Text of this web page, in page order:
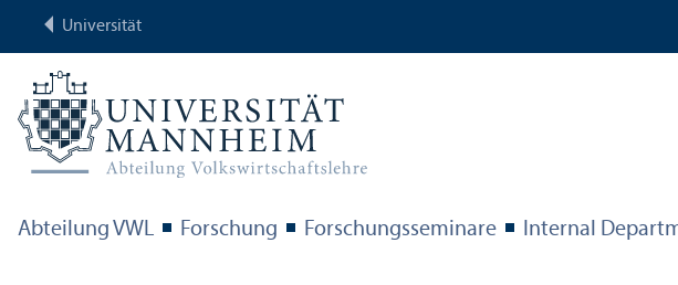
Universität
Abteilung VWL Forschung Forschungs­seminare Internal